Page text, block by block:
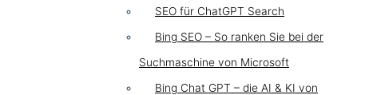
SEO für ChatGPT Search
Bing SEO – So ranken Sie bei der
Suchmaschine von Microsoft
Bing Chat GPT – die AI & KI von